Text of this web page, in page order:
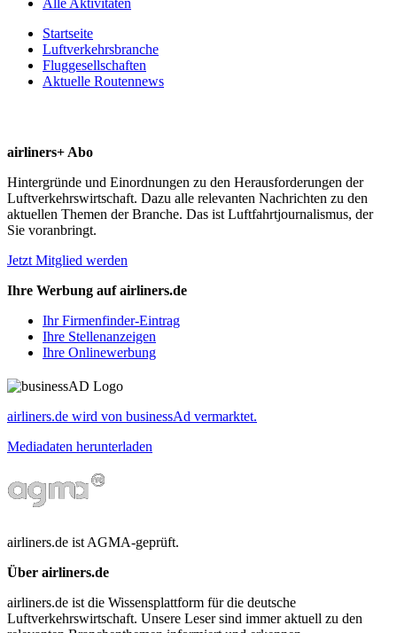
Startseite
Luftverkehrsbranche
Fluggesellschaften
Aktuelle Routennews
airliners+ Abo
Hintergründe und Einordnungen zu den Herausforderungen der
Luftverkehrswirtschaft. Dazu alle relevanten Nachrichten zu den
aktuellen Themen der Branche. Das ist Luftfahrtjournalismus, der
Sie voranbringt.
Jetzt Mitglied werden
Ihre Werbung auf airliners.de
Ihr Firmenfinder-Eintrag
Ihre Stellenanzeigen
Ihre Onlinewerbung
airliners.de wird von businessAd vermarktet.
Mediadaten herunterladen
airliners.de ist AGMA-geprüft.
Über airliners.de
airliners.de ist die Wissensplattform für die deutsche
Luftverkehrswirtschaft. Unsere Leser sind immer aktuell zu den